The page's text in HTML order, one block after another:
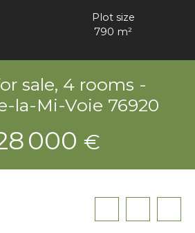
Plot size
790 m²
sale, 4 rooms -
la-Mi-Voie 76920
000 €